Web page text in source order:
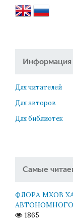
Информация
Для читателей
Для авторов
Для библиотек
Самые
ФЛОРА МХОВ
АВТОНОМНОГО
1865